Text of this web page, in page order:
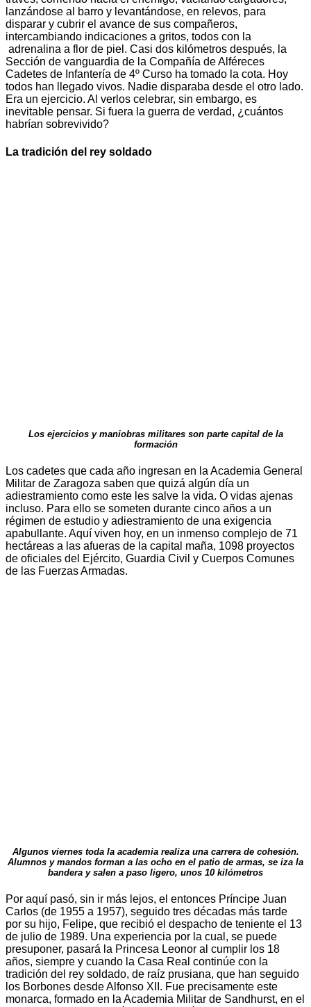
lanzándose al barro y levantándose, en relevos, para
disparar y cubrir el avance de sus compañeros,
intercambiando indicaciones a gritos, todos con la
adrenalina a flor de piel. Casi dos kilómetros después, la
Sección de vanguardia de la Compañía de Alféreces
Cadetes de Infantería de 4º Curso ha tomado la cota. Hoy
todos han llegado vivos. Nadie disparaba desde el otro lado.
Era un ejercicio. Al verlos celebrar, sin embargo, es
inevitable pensar. Si fuera la guerra de verdad, ¿cuántos
habrían sobrevivido?
La tradición del rey soldado
Los ejercicios y maniobras militares son parte capital de la
formación
Los cadetes que cada año ingresan en la Academia General
Militar de Zaragoza saben que quizá algún día un
adiestramiento como este les salve la vida. O vidas ajenas
incluso. Para ello se someten durante cinco años a un
régimen de estudio y adiestramiento de una exigencia
apabullante. Aquí viven hoy, en un inmenso complejo de 71
hectáreas a las afueras de la capital maña, 1098 proyectos
de oficiales del Ejército, Guardia Civil y Cuerpos Comunes
de las Fuerzas Armadas.
Algunos viernes toda la academia realiza una carrera de cohesión.
Alumnos y mandos forman a las ocho en el patio de armas, se iza la
bandera y salen a paso ligero, unos 10 kilómetros
Por aquí pasó, sin ir más lejos, el entonces Príncipe Juan
Carlos (de 1955 a 1957), seguido tres décadas más tarde
por su hijo, Felipe, que recibió el despacho de teniente el 13
de julio de 1989. Una experiencia por la cual, se puede
presuponer, pasará la Princesa Leonor al cumplir los 18
años, siempre y cuando la Casa Real continúe con la
tradición del rey soldado, de raíz prusiana, que han seguido
los Borbones desde Alfonso XII. Fue precisamente este
monarca, formado en la Academia Militar de Sandhurst, en el